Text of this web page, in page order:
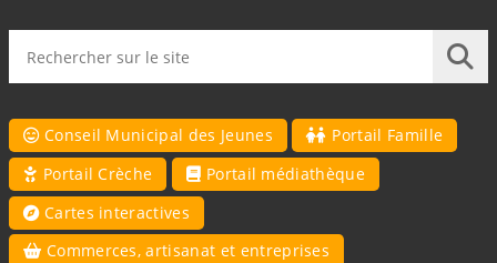
Conseil Municipal des Jeunes
Portail Famille
Portail Crèche
Portail médiathèque
Cartes interactives
Commerces, artisanat et entreprises